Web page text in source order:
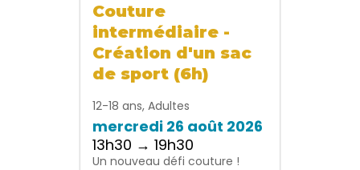
Couture
intermédiaire -
Création d'un sac
de sport (6h)
12-18 ans, Adultes
mercredi 26 août 2026
13h30 → 19h30
Un nouveau défi couture !